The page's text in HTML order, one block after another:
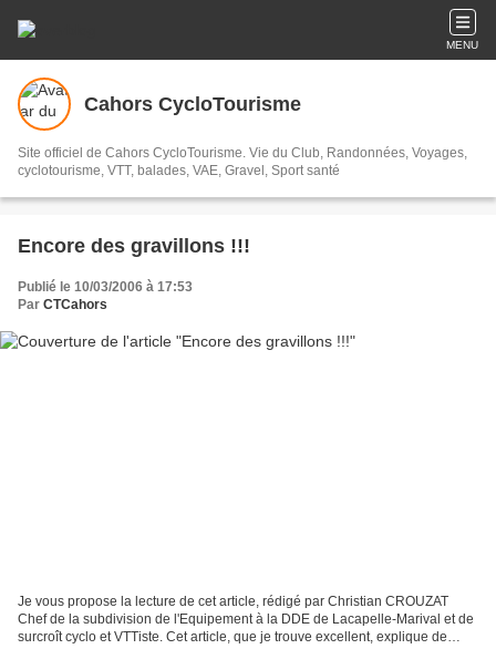
MENU
Cahors CycloTourisme
Site officiel de Cahors CycloTourisme. Vie du Club, Randonnées, Voyages,
cyclotourisme, VTT, balades, VAE, Gravel, Sport santé
Encore des gravillons !!!
Publié le 10/03/2006 à 17:53
Par CTCahors
Je vous propose la lecture de cet article, rédigé par Christian CROUZAT
Chef de la subdivision de l'Equipement à la DDE de Lacapelle-Marival et de
surcroît cyclo et VTTiste. Cet article, que je trouve excellent, explique de